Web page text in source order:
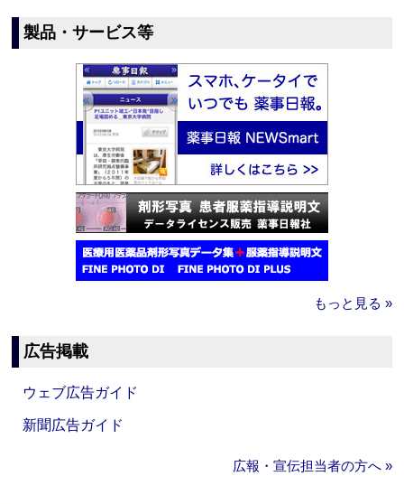
製品・サービス等
もっと見る »
広告掲載
ウェブ広告ガイド
新聞広告ガイド
広報・宣伝担当者の方へ »